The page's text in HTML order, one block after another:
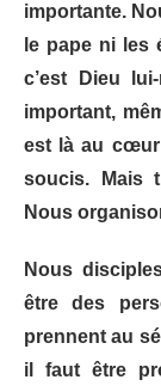
importante.
le pape ni les
c’est Dieu
important,
est là au
soucis. Mais
Nous
Nous
être des
prennent au
il faut être